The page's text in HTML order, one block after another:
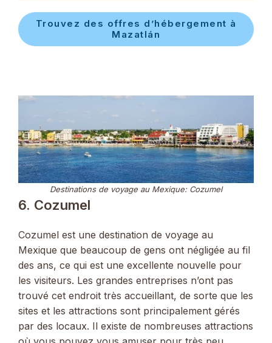
Trouvez des offres d’hébergement à
Mazatlán
Destinations de voyage au Mexique: Cozumel
6. Cozumel
Cozumel est une destination de voyage au
Mexique que beaucoup de gens ont négligée au fil
des ans, ce qui est une excellente nouvelle pour
les visiteurs. Les grandes entreprises n’ont pas
trouvé cet endroit très accueillant, de sorte que les
sites et les attractions sont principalement gérés
par des locaux. Il existe de nombreuses attractions